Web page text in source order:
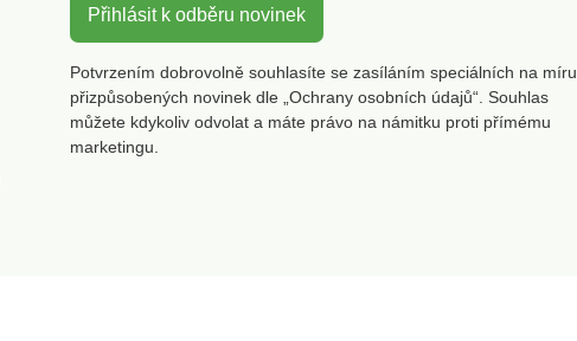
Přihlásit k odběru novinek
Potvrzením dobrovolně souhlasíte se zasíláním speciálních na míru
přizpůsobených novinek dle „Ochrany osobních údajů“. Souhlas
můžete kdykoliv odvolat a máte právo na námitku proti přímému
marketingu.